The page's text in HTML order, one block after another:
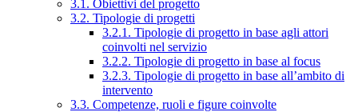
3.1. Obiettivi del progetto
3.2. Tipologie di progetti
3.2.1. Tipologie di progetto in base agli attori
coinvolti nel servizio
3.2.2. Tipologie di progetto in base al focus
3.2.3. Tipologie di progetto in base all’ambito di
intervento
3.3. Competenze, ruoli e figure coinvolte